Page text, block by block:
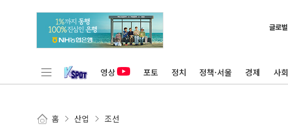
영상 포토 정치 정책·서울 경제 사회
홈 산업 조선